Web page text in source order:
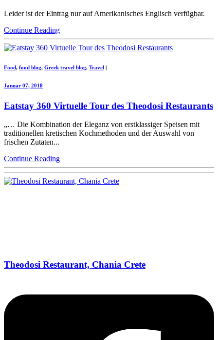
Leider ist der Eintrag nur auf Amerikanisches Englisch verfügbar.
Continue Reading
Food, food blog, Greek travel blog, Travel |
Januar 07, 2018
Eatstay 360 Virtuelle Tour des Theodosi Restaurants
„… Die Kombination der Eleganz von erstklassiger Speisen mit
traditionellen kretischen Kochmethoden und der Auswahl von
frischen Zutaten...
Continue Reading
Theodosi Restaurant, Chania Crete